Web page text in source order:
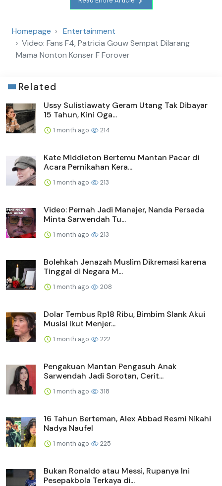
Homepage
Entertainment
Video: Fans F4, Patricia Gouw Sempat Dilarang
Mama Nonton Konser F Forover
Related
Ussy Sulistiawaty Geram Utang Tak Dibayar
15 Tahun, Kini Oga...
1 month ago 214
Kate Middleton Bertemu Mantan Pacar di
Acara Pernikahan Kera...
1 month ago 213
Video: Pernah Jadi Manajer, Nanda Persada
Minta Sarwendah Tu...
1 month ago 213
Bolehkah Jenazah Muslim Dikremasi karena
Tinggal di Negara M...
1 month ago 208
Dolar Tembus Rp18 Ribu, Bimbim Slank Akui
Musisi Ikut Menjer...
1 month ago 222
Pengakuan Mantan Pengasuh Anak
Sarwendah Jadi Sorotan, Cerit...
1 month ago 318
16 Tahun Berteman, Alex Abbad Resmi Nikahi
Nadya Naufel
1 month ago 225
Bukan Ronaldo atau Messi, Rupanya Ini
Pesepakbola Terkaya di...